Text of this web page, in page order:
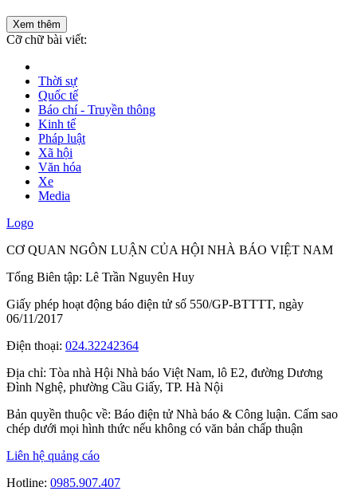
Xem thêm
Cỡ chữ bài viết:
Thời sự
Quốc tế
Báo chí - Truyền thông
Kinh tế
Pháp luật
Xã hội
Văn hóa
Xe
Media
Logo
CƠ QUAN NGÔN LUẬN CỦA HỘI NHÀ BÁO VIỆT NAM
Tổng Biên tập: Lê Trần Nguyên Huy
Giấy phép hoạt động báo điện tử số 550/GP-BTTTT, ngày
06/11/2017
Điện thoại: 024.32242364
Địa chỉ: Tòa nhà Hội Nhà báo Việt Nam, lô E2, đường Dương
Đình Nghệ, phường Cầu Giấy, TP. Hà Nội
Bản quyền thuộc về: Báo điện tử Nhà báo & Công luận. Cấm sao
chép dưới mọi hình thức nếu không có văn bản chấp thuận
Liên hệ quảng cáo
Hotline: 0985.907.407